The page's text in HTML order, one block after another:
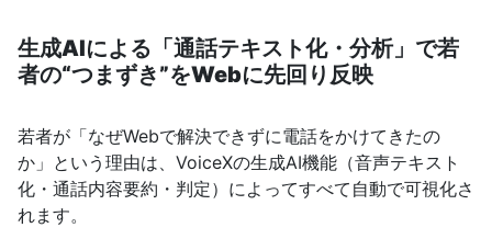
生成AIによる「通話テキスト化・分析」で若
者の“つまずき”をWebに先回り反映
若者が「なぜWebで解決できずに電話をかけてきたの
か」という理由は、VoiceXの生成AI機能（音声テキスト
化・通話内容要約・判定）によってすべて自動で可視化さ
れます。